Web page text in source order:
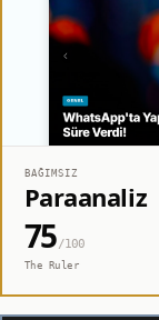
BAĞIMSIZ
Paraanaliz
75/100
The Ruler